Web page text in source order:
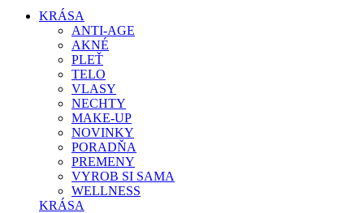
KRÁSA
ANTI-AGE
AKNÉ
PLEŤ
TELO
VLASY
NECHTY
MAKE-UP
NOVINKY
PORADŇA
PREMENY
VYROB SI SAMA
WELLNESS
KRÁSA